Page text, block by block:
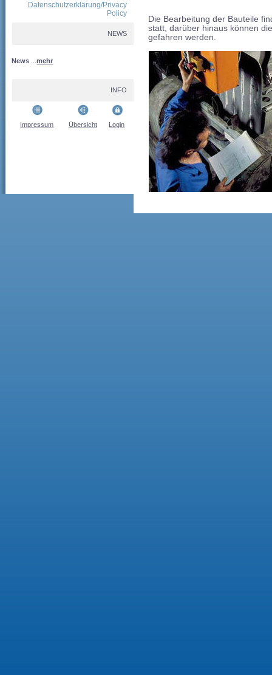
Datenschutzerklärung/Privacy
Policy
NEWS
News ...mehr
INFO
Impressum Übersicht Login
Die Bearbeitung der Bauteile
statt, darüber hinaus können
gefahren werden.